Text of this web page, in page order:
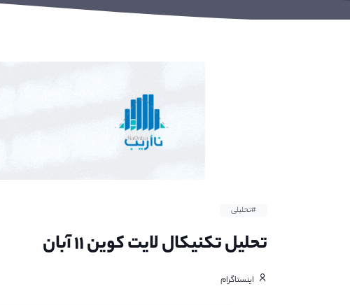
#تحلیلی
تحلیل تکنیکال لایت کوین ۱۱ آبان
اینستاگرام